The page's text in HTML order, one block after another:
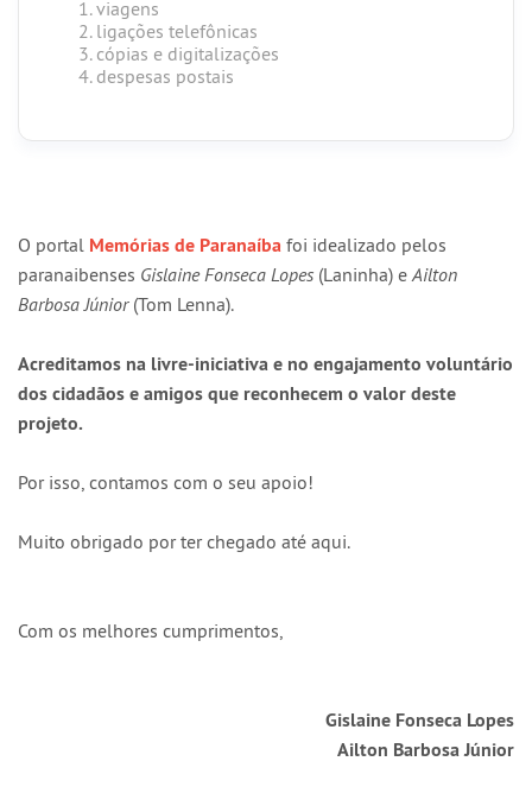
viagens
ligações telefônicas
cópias e digitalizações
despesas postais
O portal Memórias de Paranaíba foi idealizado pelos
paranaibenses Gislaine Fonseca Lopes (Laninha) eAilton
Barbosa Júnior(Tom Lenna).
Acreditamos na livre-iniciativa e no engajamento voluntário
dos cidadãos e amigos que reconhecem o valor deste
projeto.
Por isso, contamos com o seu apoio!
Muito obrigado por ter chegado até aqui.
Com os melhores cumprimentos,
Gislaine Fonseca Lopes
Ailton Barbosa Júnior​